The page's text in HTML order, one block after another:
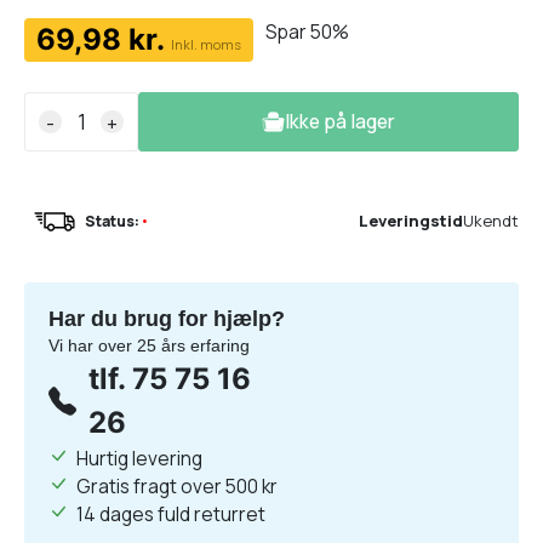
69,98 kr. Inkl. moms Spar 50%
- + Ikke på lager
Status: • LeveringstidUkendt
Har du brug for hjælp?
Vi har over 25 års erfaring
tlf. 75 75 16
26
Hurtig levering
Gratis fragt over 500 kr
14 dages fuld returret